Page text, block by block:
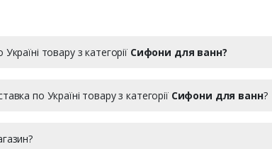
товару з категорії Сифони для ванн?
по Україні товару з категорії Сифони для ванн?